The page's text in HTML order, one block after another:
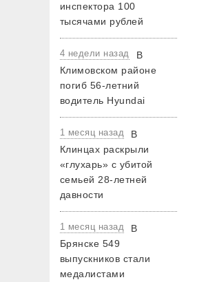
инспектора 100
тысячами рублей
4 недели назад
В
Климовском районе
погиб 56-летний
водитель Hyundai
1 месяц назад
В
Клинцах раскрыли
«глухарь» с убитой
семьей 28-летней
давности
1 месяц назад
В
Брянске 549
выпускников стали
медалистами